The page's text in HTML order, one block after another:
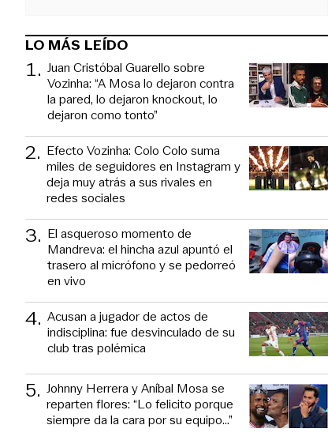
LO MÁS LEÍDO
1. Juan Cristóbal Guarello sobre
Vozinha: “A Mosa lo dejaron contra
la pared, lo dejaron knockout, lo
dejaron como tonto”
2. Efecto Vozinha: Colo Colo suma
miles de seguidores en Instagram y
deja muy atrás a sus rivales en
redes sociales
3. El asqueroso momento de
Mandreva: el hincha azul apuntó el
trasero al micrófono y se pedorreó
en vivo
4. Acusan a jugador de actos de
indisciplina: fue desvinculado de su
club tras polémica
5. Johnny Herrera y Aníbal Mosa se
reparten flores: “Lo felicito porque
siempre da la cara por su equipo…”